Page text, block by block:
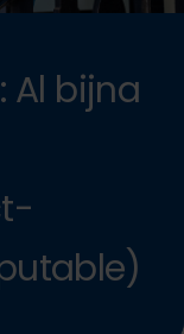
Al bijna